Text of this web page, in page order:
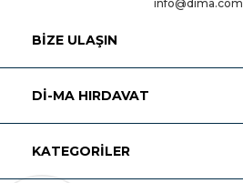
BIZE ULAŞIN
Dİ-MA HIRDAVAT
KATEGORILER